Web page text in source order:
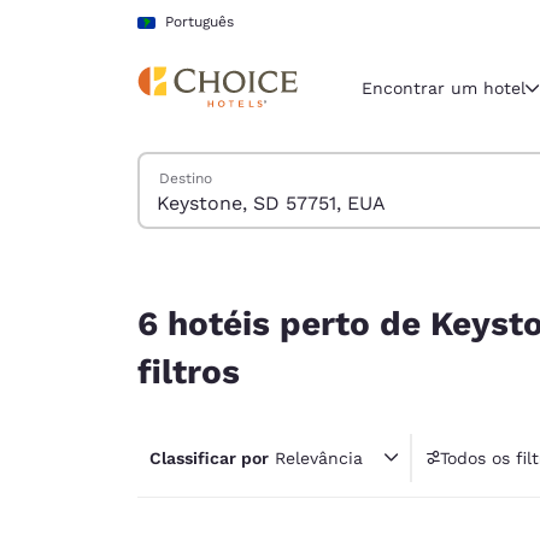
Pular Para Conteúdo Principal
Português
Região e
Américas
América
Encontrar um hotel
Pesquisar hotéis
Destino
6 hotéis perto de
filtros
Classificar por Relevância Todos os
1